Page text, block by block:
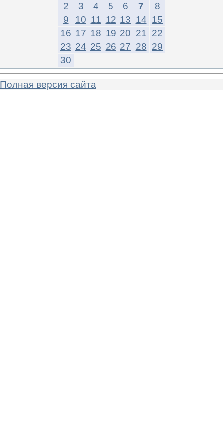
2
3 4 5 6 7
8
9
10 11 12 13 14 15
16 17 18 19 20 21 22
23 24 25 26 27 28 29
30
Полная версия сайта